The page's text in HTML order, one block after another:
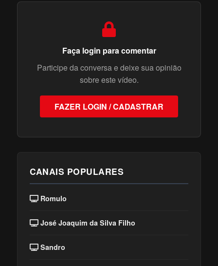
Faça login para comentar
Participe da conversa e deixe sua opinião
sobre este vídeo.
FAZER LOGIN / CADASTRAR
CANAIS POPULARES
Romulo
José Joaquim da Silva Filho
Sandro